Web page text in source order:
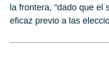
la frontera, "dado que el
eficaz previo a las